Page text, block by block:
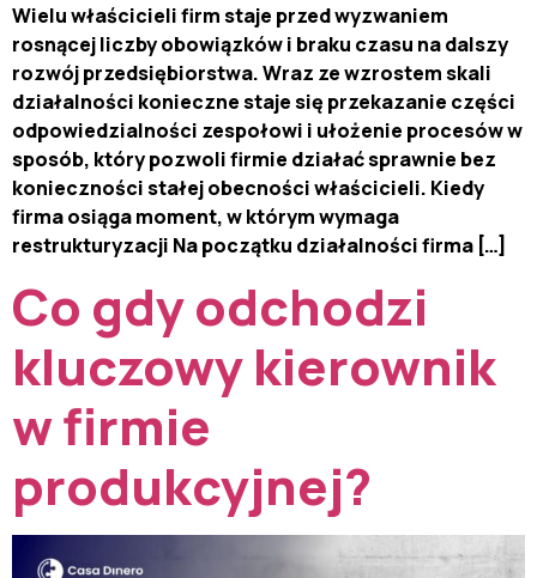
Wielu właścicieli firm staje przed wyzwaniem
rosnącej liczby obowiązków i braku czasu na dalszy
rozwój przedsiębiorstwa. Wraz ze wzrostem skali
działalności konieczne staje się przekazanie części
odpowiedzialności zespołowi i ułożenie procesów w
sposób, który pozwoli firmie działać sprawnie bez
konieczności stałej obecności właścicieli. Kiedy
firma osiąga moment, w którym wymaga
restrukturyzacji Na początku działalności firma […]
Co gdy odchodzi
kluczowy kierownik
w firmie
produkcyjnej?